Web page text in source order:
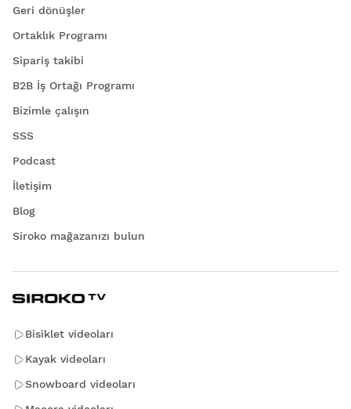
Geri dönüşler
Ortaklık Programı
Sipariş takibi
B2B İş Ortağı Programı
Bizimle çalışın
SSS
Podcast
İletişim
Blog
Siroko mağazanızı bulun
Bisiklet videoları
Kayak videoları
Snowboard videoları